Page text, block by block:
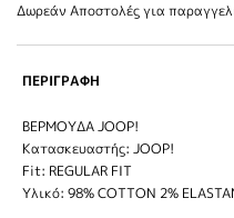
Δωρεάν Αποστολές για
ΠΕΡΙΓΡΑΦΗ
ΒΕΡΜΟΥΔΑ JOOP!
Κατασκευαστής: JOOP!
Fit: REGULAR FIT
Υλικό: 98% COTTON 2%